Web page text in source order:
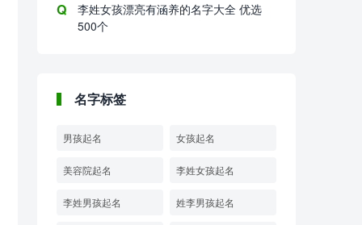
李姓女孩漂亮有涵养的名字大全 优选
500个
名字标签
男孩起名 女孩起名
美容院起名 李姓女孩起名
李姓男孩起名 姓李男孩起名